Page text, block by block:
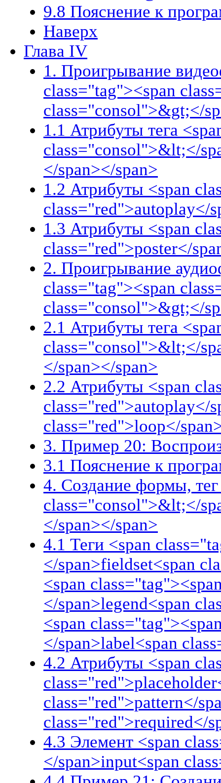
9.8 Пояснение к
Наверх
Глава IV
1. Проигрывание
class="tag"><span
class="consol">&gt;</
1.1 Атрибуты тега
class="consol">&lt;</
</span></span>
1.2 Атрибуты <span
class="red">autoplay</
1.3 Атрибуты <span
class="red">poster</
2. Проигрывание
class="tag"><span
class="consol">&gt;</
2.1 Атрибуты тега
class="consol">&lt;</
</span></span>
2.2 Атрибуты <span
class="red">autoplay</
class="red">loop</
3. Пример 20:
3.1 Пояснение к
4. Создание формы,
class="consol">&lt;</
</span></span>
4.1 Теги <span
</span>fieldset<span
<span
</span>legend<span
<span
</span>label<span
4.2 Атрибуты <span
class="red">pattern</
class="red">required</
4.3 Элемент <span
</span>input<span